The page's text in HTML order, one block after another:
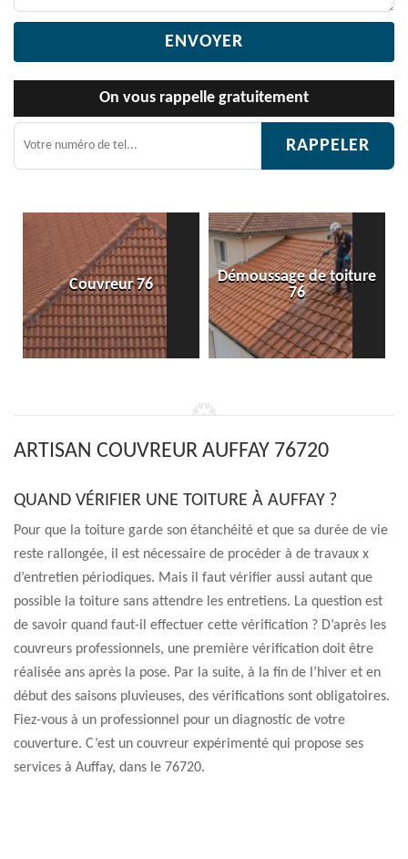
On vous rappelle gratuitement
Démoussage de toiture
76
Etanchéité toiture 76
ARTISAN COUVREUR AUFFAY 76720
QUAND VÉRIFIER UNE TOITURE À AUFFAY ?
Pour que la toiture garde son étanchéité et que sa durée de vie
reste rallongée, il est nécessaire de procéder à de travaux x
d’entretien périodiques. Mais il faut vérifier aussi autant que
possible la toiture sans attendre les entretiens. La question est
de savoir quand faut-il effectuer cette vérification ? D’après les
couvreurs professionnels, une première vérification doit être
réalisée ans après la pose. Par la suite, à la fin de l’hiver et en
début des saisons pluvieuses, des vérifications sont obligatoires.
Fiez-vous à un professionnel pour un diagnostic de votre
couverture. C’est un couvreur expérimenté qui propose ses
services à Auffay, dans le 76720.